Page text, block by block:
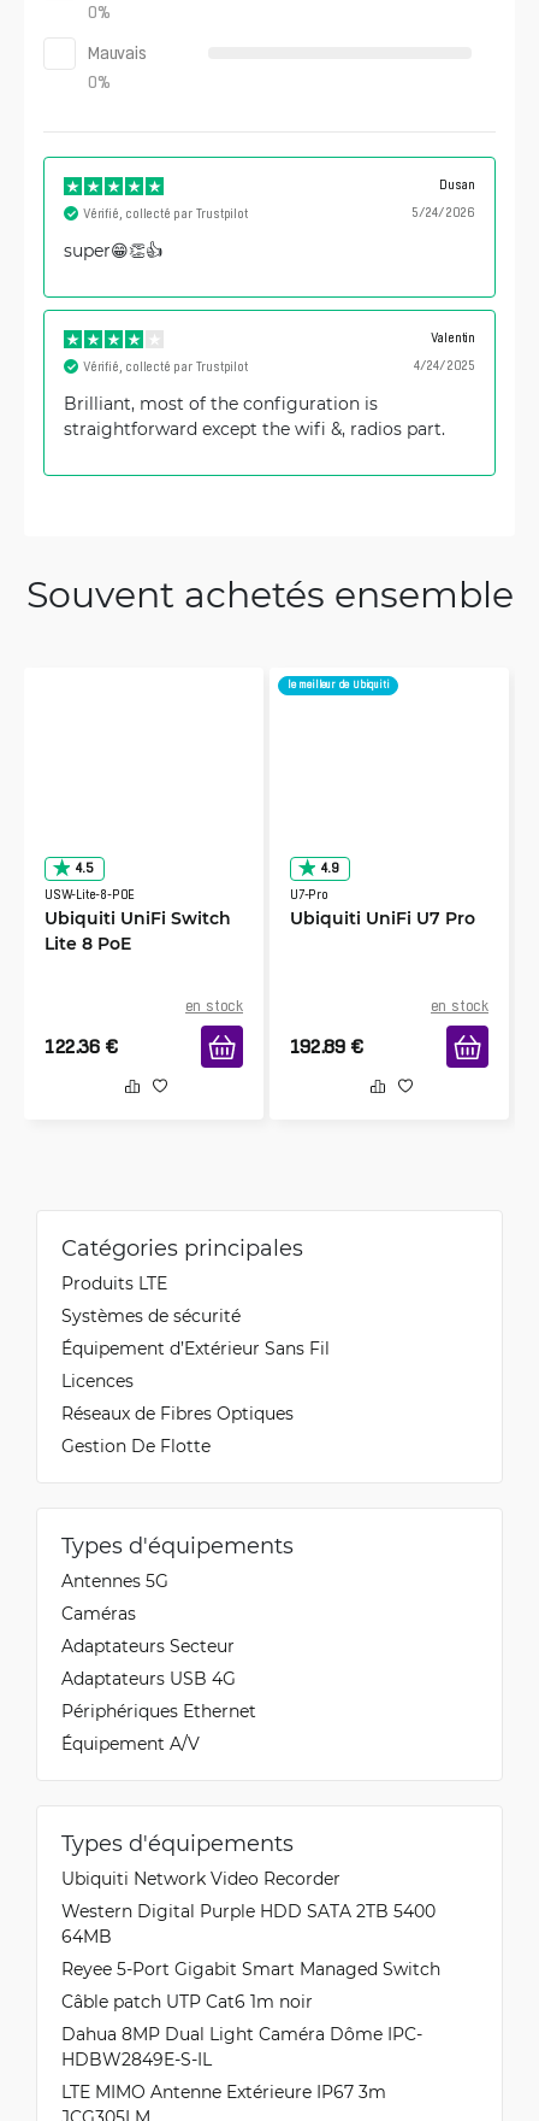
0%
Mauvais
0%
Dusan
5/24/2026
Vérifié, collecté par Trustpilot
super😁👏👍
Valentin
4/24/2025
Vérifié, collecté par Trustpilot
Brilliant, most of the configuration is
straightforward except the wifi &, radios part.
Souvent achetés ensemble
4.5
USW-Lite-8-POE
Ubiquiti UniFi Switch
Lite 8 PoE
en stock
122.36 €
le meilleur de Ubiquiti
4.9
U7-Pro
Ubiquiti UniFi U7 Pro
en stock
192.89 €
Catégories principales
Produits LTE
Systèmes de sécurité
Équipement d’Extérieur Sans Fil
Licences
Réseaux de Fibres Optiques
Gestion De Flotte
Types d'équipements
Antennes 5G
Caméras
Adaptateurs Secteur
Adaptateurs USB 4G
Périphériques Ethernet
Équipement A/V
Types d'équipements
Ubiquiti Network Video Recorder
Western Digital Purple HDD SATA 2TB 5400
64MB
Reyee 5-Port Gigabit Smart Managed Switch
Câble patch UTP Cat6 1m noir
Dahua 8MP Dual Light Caméra Dôme IPC-
HDBW2849E-S-IL
LTE MIMO Antenne Extérieure IP67 3m